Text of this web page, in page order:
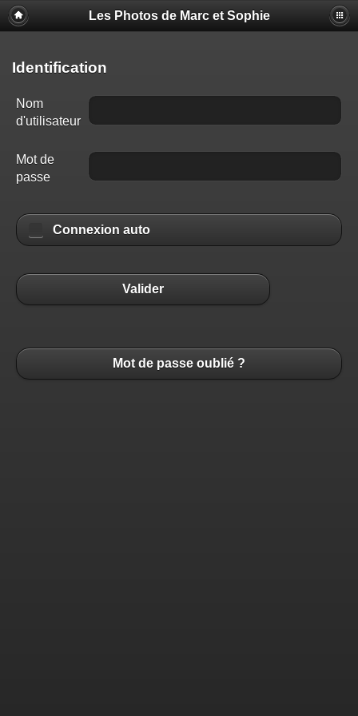
Les Photos de Marc et Sophie
Identification
Nom
d'utilisateur
Mot de
passe
Connexion auto
Valider
Mot de passe oublié ?